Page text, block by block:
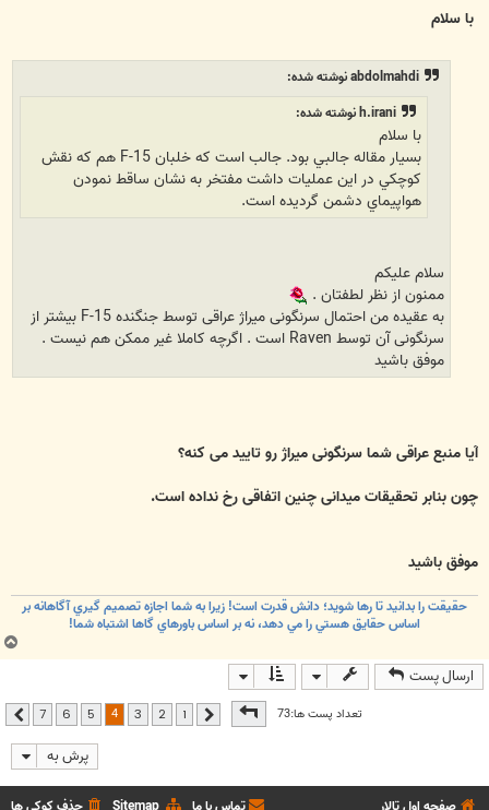
ت
با سلام
abdolmahdi نوشته شده:
h.irani نوشته شده:
با سلام
بسيار مقاله جالبي بود. جالب است كه خلبان F-15 هم كه نقش
كوچكي در اين عمليات داشت مفتخر به نشان ساقط نمودن
هواپيماي دشمن گرديده است.
سلام علیکم
ممنون از نظر لطفتان .
به عقیده من احتمال سرنگونی میراژ عراقی توسط جنگنده F-15 بیشتر از
سرنگونی آن توسط Raven است . اگرچه کاملا غیر ممکن هم نیست .
موفق باشید
آیا منبع عراقی شما سرنگونی میراژ رو تایید می کنه؟
چون بنابر تحقیقات میدانی چنین اتفاقی رخ نداده است.
موفق باشید
حقيقت را بدانيد تا رها شويد؛ دانش قدرت است! زيرا به شما اجازه تصميم گيري آگاهانه بر
اساس حقايق هستي را مي دهد، نه بر اساس باورهاي گاها اشتباه شما!
ب
ا
ارسال پست
تعداد پست ها:73صفحه از7 قبلی 2
3
4
5
6
7 بعدی
پرش به